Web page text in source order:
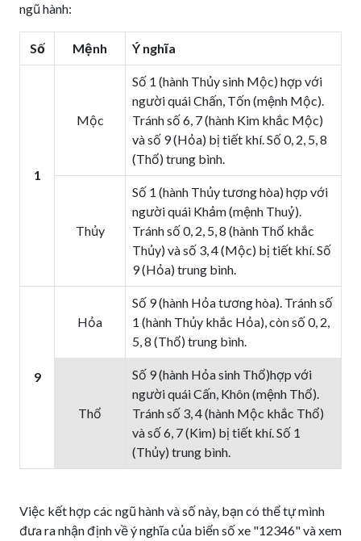
ngũ hành:
Số Mệnh Ý nghĩa
1
Mộc
Số 1 (hành Thủy sinh Mộc) hợp với
người quái Chấn, Tốn (mệnh Mộc).
Tránh số 6, 7 (hành Kim khắc Mộc)
và số 9 (Hỏa) bị tiết khí. Số 0, 2, 5, 8
(Thổ) trung bình.
Thủy
Số 1 (hành Thủy tương hòa) hợp với
người quái Khảm (mệnh Thuỷ).
Tránh số 0, 2, 5, 8 (hành Thổ khắc
Thủy) và số 3, 4 (Mộc) bị tiết khí. Số
9 (Hỏa) trung bình.
9
Hỏa
Số 9 (hành Hỏa tương hòa). Tránh số
1 (hành Thủy khắc Hỏa), còn số 0, 2,
5, 8 (Thổ) trung bình.
Thổ
Số 9 (hành Hỏa sinh Thổ)hợp với
người quái Cấn, Khôn (mệnh Thổ).
Tránh số 3, 4 (hành Mộc khắc Thổ)
và số 6, 7 (Kim) bị tiết khí. Số 1
(Thủy) trung bình.
Việc kết hợp các ngũ hành và số này, bạn có thể tự mình
đưa ra nhận định về ý nghĩa của biển số xe "12346" và xem